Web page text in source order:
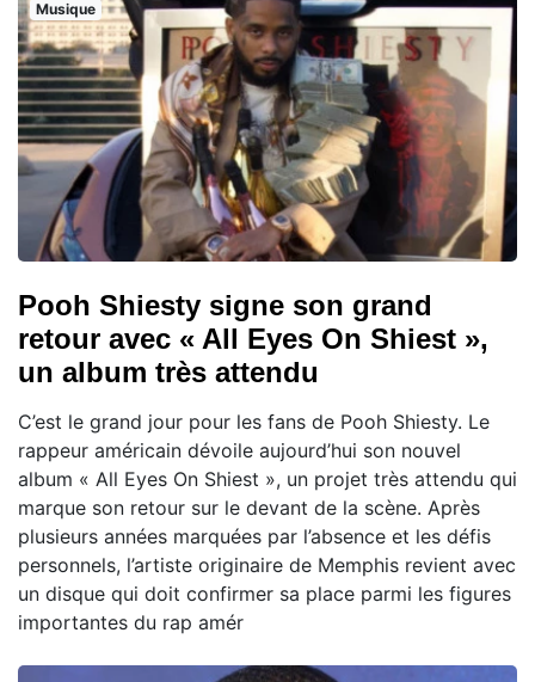
Musique
Pooh Shiesty signe son grand
retour avec « All Eyes On Shiest »,
un album très attendu
C’est le grand jour pour les fans de Pooh Shiesty. Le
rappeur américain dévoile aujourd’hui son nouvel
album « All Eyes On Shiest », un projet très attendu qui
marque son retour sur le devant de la scène. Après
plusieurs années marquées par l’absence et les défis
personnels, l’artiste originaire de Memphis revient avec
un disque qui doit confirmer sa place parmi les figures
importantes du rap amér